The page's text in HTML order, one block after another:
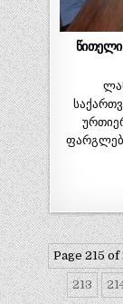
წითელი
Page 215 of
213